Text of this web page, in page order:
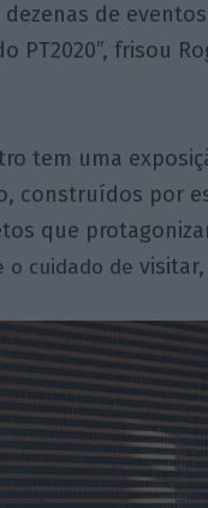
dezenas de
PT2020”, frisou
tem uma
construídos por
que
o cuidado de